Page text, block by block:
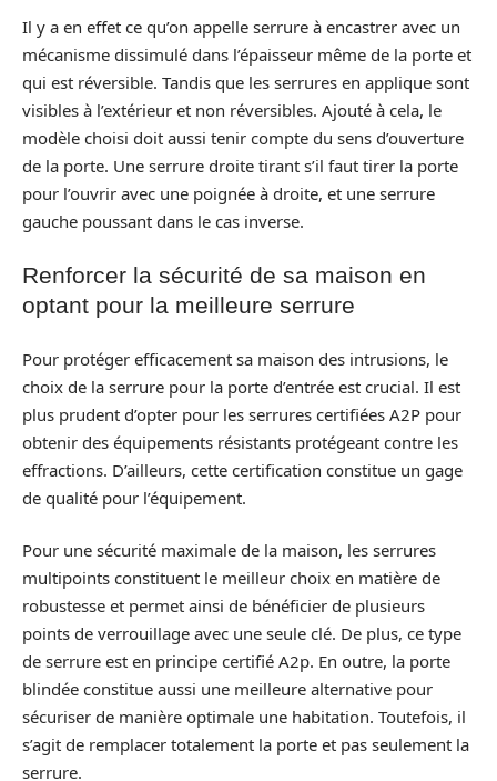
Il y a en effet ce qu’on appelle serrure à encastrer avec un
mécanisme dissimulé dans l’épaisseur même de la porte et
qui est réversible. Tandis que les serrures en applique sont
visibles à l’extérieur et non réversibles. Ajouté à cela, le
modèle choisi doit aussi tenir compte du sens d’ouverture
de la porte. Une serrure droite tirant s’il faut tirer la porte
pour l’ouvrir avec une poignée à droite, et une serrure
gauche poussant dans le cas inverse.
Renforcer la sécurité de sa maison en
optant pour la meilleure serrure
Pour protéger efficacement sa maison des intrusions, le
choix de la serrure pour la porte d’entrée est crucial. Il est
plus prudent d’opter pour les serrures certifiées A2P pour
obtenir des équipements résistants protégeant contre les
effractions. D’ailleurs, cette certification constitue un gage
de qualité pour l’équipement.
Pour une sécurité maximale de la maison, les serrures
multipoints constituent le meilleur choix en matière de
robustesse et permet ainsi de bénéficier de plusieurs
points de verrouillage avec une seule clé. De plus, ce type
de serrure est en principe certifié A2p. En outre, la porte
blindée constitue aussi une meilleure alternative pour
sécuriser de manière optimale une habitation. Toutefois, il
s’agit de remplacer totalement la porte et pas seulement la
serrure.